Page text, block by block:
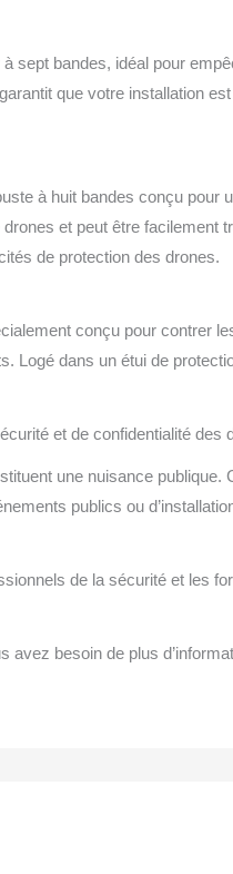
sept bandes, idéal pour
que votre installation
à huit bandes conçu pour
et peut être facilement
de protection des drones.
conçu pour contrer
Logé dans un étui de
et de confidentialité des
une nuisance publique.
publics ou
de la sécurité et les
besoin de plus